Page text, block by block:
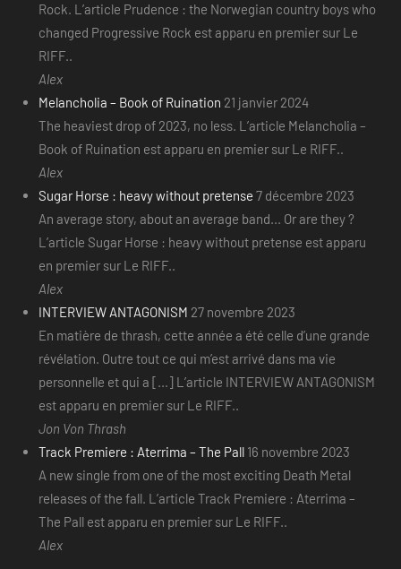
Rock. L’article Prudence : the Norwegian country boys who
changed Progressive Rock est apparu en premier sur Le
RIFF..
Alex
Melancholia – Book of Ruination 21 janvier 2024
The heaviest drop of 2023, no less. L’article Melancholia –
Book of Ruination est apparu en premier sur Le RIFF..
Alex
Sugar Horse : heavy without pretense 7 décembre 2023
An average story, about an average band... Or are they ?
L’article Sugar Horse : heavy without pretense est apparu
en premier sur Le RIFF..
Alex
INTERVIEW ANTAGONISM 27 novembre 2023
En matière de thrash, cette année a été celle d’une grande
révélation. Outre tout ce qui m’est arrivé dans ma vie
personnelle et qui a [...] L’article INTERVIEW ANTAGONISM
est apparu en premier sur Le RIFF..
Jon Von Thrash
Track Premiere : Aterrima – The Pall 16 novembre 2023
A new single from one of the most exciting Death Metal
releases of the fall. L’article Track Premiere : Aterrima –
The Pall est apparu en premier sur Le RIFF..
Alex